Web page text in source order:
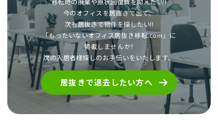
今のオフィスを居抜きで出て、
次も居抜きで物件を探したい!!
「もったいないオフィス居抜き移転.com」に
掲載しませんか?
次の入居者様探しのお手伝いをいたします。
居抜きで退去したい方へ